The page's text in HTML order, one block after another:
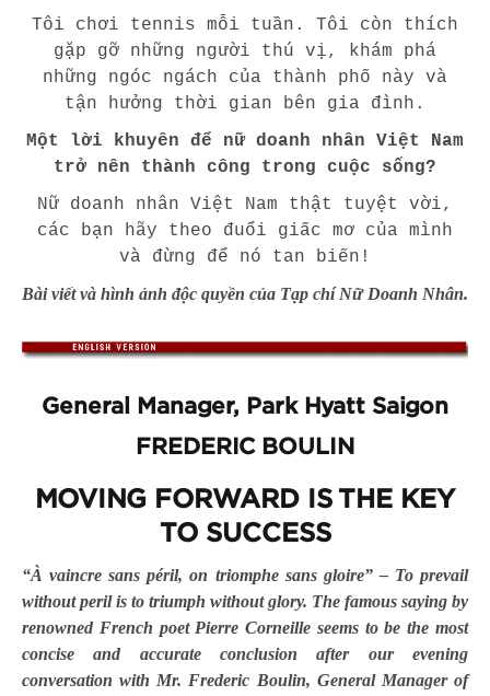
Tôi chơi tennis mỗi tuần. Tôi còn thích
gặp gỡ những người thú vị, khám phá
những ngóc ngách của thành phố này và
tận hưởng thời gian bên gia đình.
Một lời khuyên để nữ doanh nhân Việt Nam
trở nên thành công trong cuộc sống?
Nữ doanh nhân Việt Nam thật tuyệt vời,
các bạn hãy theo đuổi giấc mơ của mình
và đừng để nó tan biến!
Bài viết và hình ảnh độc quyền của Tạp chí Nữ Doanh Nhân.
General Manager, Park Hyatt Saigon
FREDERIC BOULIN
MOVING FORWARD IS THE KEY
TO SUCCESS
“Àvaincre sans péril, on triomphe sans gloire” – To prevail
without peril is to triumph without glory. The famous saying by
renowned French poet Pierre Corneille seems to be the most
concise and accurate conclusion after our evening
conversation with Mr. Frederic Boulin, General Manager of